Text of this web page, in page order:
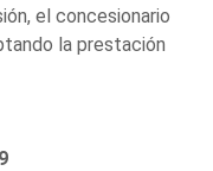
el concesionario
la prestación